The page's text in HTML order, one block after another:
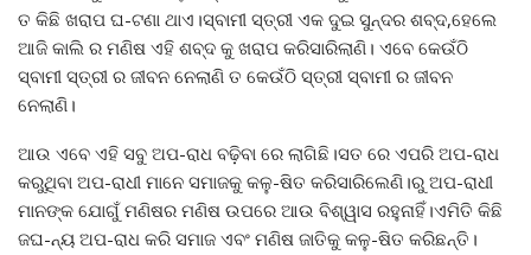
ତ କିଛି ଖରାପ ଘ-ଟଣା ଥାଏ।ସ୍ବାମୀ ସ୍ତ୍ରୀ ଏକ ଦୁଇ ସୁନ୍ଦର ଶବ୍ଦ,ହେଲେ
ଆଜି କାଲି ର ମଣିଷ ଏହି ଶବ୍ଦ କୁ ଖରାପ କରିସାରିଲାଣି। ଏବେ କେଉଁଠି
ସ୍ବାମୀ ସ୍ତ୍ରୀ ର ଜୀବନ ନେଲାଣି ତ କେଉଁଠି ସ୍ତ୍ରୀ ସ୍ବାମୀ ର ଜୀବନ
ନେଲାଣି।
ଆଉ ଏବେ ଏହି ସବୁ ଅପ-ରାଧ ବଢ଼ିବା ରେ ଲାଗିଛି।ସତ ରେ ଏପରି ଅପ-ରାଧ
କରୁଥିବା ଅପ-ରାଧୀ ମାନେ ସମାଜକୁ କଳୁ-ଷିତ କରିସାରିଲେଣି।ରୁ ଅପ-ରାଧୀ
ମାନଙ୍କ ଯୋଗୁଁ ମଣିଷର ମଣିଷ ଉପରେ ଆଉ ବିଶ୍ୱାସ ରହୁନାହିଁ।ଏମିତି କିଛି
ଜଘ-ନ୍ୟ ଅପ-ରାଧ କରି ସମାଜ ଏବଂ ମଣିଷ ଜାତିକୁ କଳୁ-ଷିତ କରିଛନ୍ତି।